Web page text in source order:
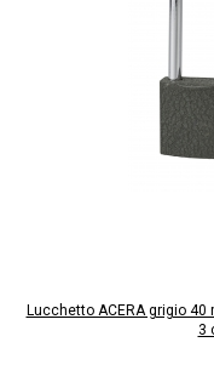
Lucchetto ACERA grigio
3